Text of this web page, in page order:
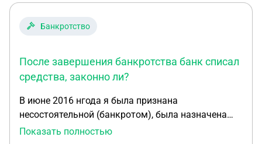
практике? т.е. чтоб я продолжал ей пользоваться.
Банкротство
После завершения банкротства банк списал
средства, законно ли?
В июне 2016 нгода я была признана
несостоятельной (банкротом), была назначена
процедура реализации имущества и отчет фин.
Показать полностью